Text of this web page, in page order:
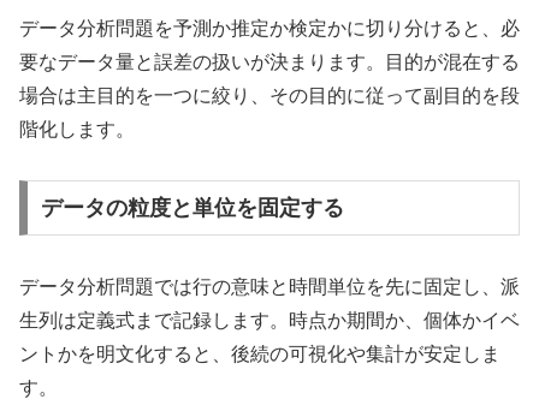
データ分析問題を予測か推定か検定かに切り分けると、必
要なデータ量と誤差の扱いが決まります。目的が混在する
場合は主目的を一つに絞り、その目的に従って副目的を段
階化します。
データの粒度と単位を固定する
データ分析問題では行の意味と時間単位を先に固定し、派
生列は定義式まで記録します。時点か期間か、個体かイベ
ントかを明文化すると、後続の可視化や集計が安定しま
す。